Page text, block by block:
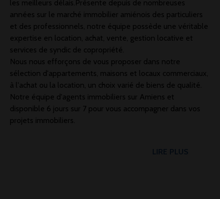
les meilleurs délais.Présente depuis de nombreuses
années sur le marché immobilier amiénois des particuliers
et des professionnels, notre équipe possède une véritable
expertise en location, achat, vente, gestion locative et
services de syndic de copropriété.
Nous nous efforçons de vous proposer dans notre
sélection d'appartements, maisons et locaux commerciaux,
à l'achat ou la location, un choix varié de biens de qualité.
Notre équipe d'agents immobiliers sur Amiens et
disponible 6 jours sur 7 pour vous accompagner dans vos
projets immobiliers.